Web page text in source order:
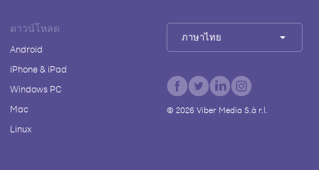
ดาวน์โหลด
Android
iPhone & iPad
Windows PC
Mac
Linux
ภาษาไทย
© 2026Viber Media S.à r.l.